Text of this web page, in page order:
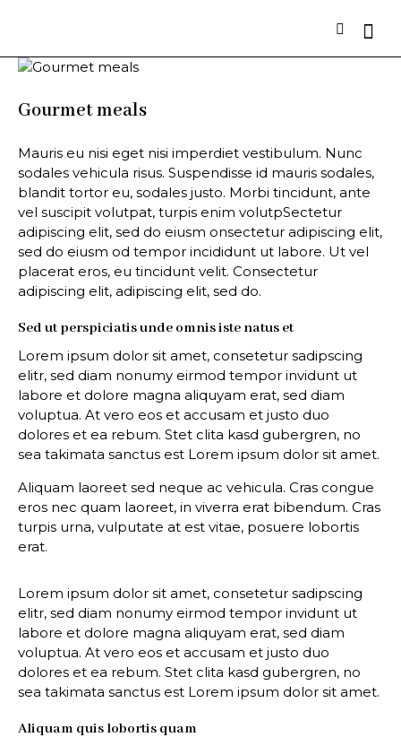
Gourmet meals
Mauris eu nisi eget nisi imperdiet vestibulum. Nunc
sodales vehicula risus. Suspendisse id mauris sodales,
blandit tortor eu, sodales justo. Morbi tincidunt, ante
vel suscipit volutpat, turpis enim volutpSectetur
adipiscing elit, sed do eiusm onsectetur adipiscing elit,
sed do eiusm od tempor incididunt ut labore. Ut vel
placerat eros, eu tincidunt velit. Consectetur
adipiscing elit, adipiscing elit, sed do.
Sed ut perspiciatis unde omnis iste natus et
Lorem ipsum dolor sit amet, consetetur sadipscing
elitr, sed diam nonumy eirmod tempor invidunt ut
labore et dolore magna aliquyam erat, sed diam
voluptua. At vero eos et accusam et justo duo
dolores et ea rebum. Stet clita kasd gubergren, no
sea takimata sanctus est Lorem ipsum dolor sit amet.
Aliquam laoreet sed neque ac vehicula. Cras congue
eros nec quam laoreet, in viverra erat bibendum. Cras
turpis urna, vulputate at est vitae, posuere lobortis
erat.
Lorem ipsum dolor sit amet, consetetur sadipscing
elitr, sed diam nonumy eirmod tempor invidunt ut
labore et dolore magna aliquyam erat, sed diam
voluptua. At vero eos et accusam et justo duo
dolores et ea rebum. Stet clita kasd gubergren, no
sea takimata sanctus est Lorem ipsum dolor sit amet.
Aliquam quis lobortis quam